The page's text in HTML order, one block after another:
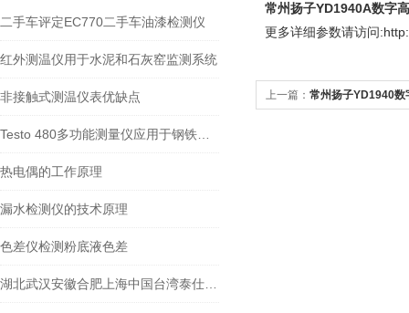
二手车评定EC770二手车油漆检测仪
红外测温仪用于水泥和石灰窑监测系统
非接触式测温仪表优缺点
热电偶的工作原理
漏水检测仪的技术原理
色差仪检测粉底液色差
常州扬子YD1940A数字
更多详细参数请访问
上一篇： 常州扬子YD1940数